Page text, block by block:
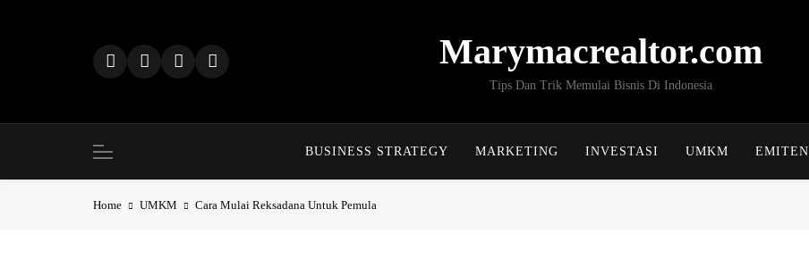
Marymacrealtor.com
Tips Dan Trik Memulai Bisnis Di Indonesia
BUSINESS STRATEGY MARKETING INVESTASI UMKM EMITEN
Home UMKM Cara Mulai Reksadana Untuk Pemula